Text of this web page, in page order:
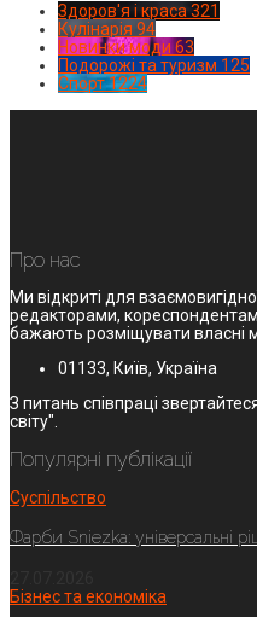
Здоров'я і краса 321
Кулінарія 94
Новинки моди 63
Подорожі та туризм 125
Спорт1224
Про нас
Ми відкриті для
редакторами,
бажають розміщувати власні
01133, Київ, Україна
З питань співпраці
світу".
Популярні публікації
Суспільство
Фарби Sniezka: універсальні
Бізнес та економіка